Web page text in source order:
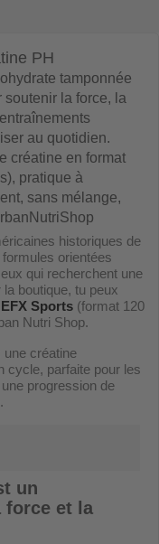
PH
tamponnée
la force, la
au quotidien.
créatine en format
pratique à
sans mélange,
historiques de
orientées
qui recherchent une
la boutique, tu peux
Sports (format 120
Nutri Shop.
créatine
cycle, parfaite pour les
progression de
un
force et la